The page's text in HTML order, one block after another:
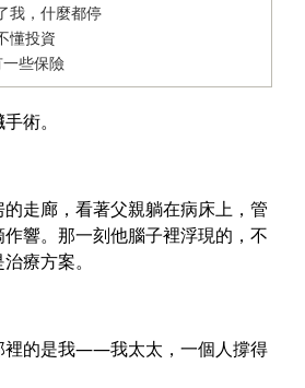
我，什麼都停
懂投資
些保險
術。
走廊，看著父親躺在病床上，管
響。那一刻他腦子裡浮現的，不
療方案。
裡的是我——我太太，一個人撐得